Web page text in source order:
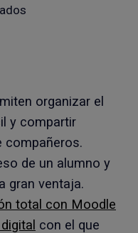
organizar el
y compartir
compañeros.
de un alumno y
gran ventaja.
total con Moodle
con el que